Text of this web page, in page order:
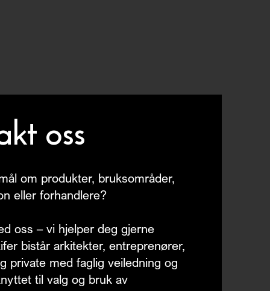
oss
om produkter, bruksområder,
eller forhandlere?
oss – vi hjelper deg gjerne
bistår arkitekter, entreprenører,
private med faglig veiledning og
til valg og bruk av